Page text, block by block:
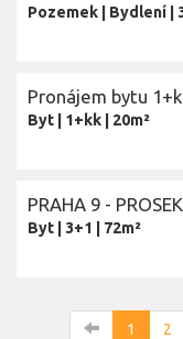
Pozemek Bydlení
Pronájem bytu
Byt 1+kk 20m²
PRAHA 9 -
Byt 3+1 72m²
1 2